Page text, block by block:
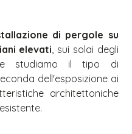
di pergole su
elevati , sui solai degli
studiamo il tipo di
dell'esposizione ai
architettoniche